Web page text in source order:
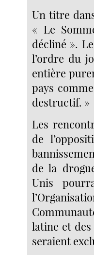
Un titre
« Le
décliné ».
l’ordre du
entière
pays
destructif. »
Les
de
de la
Unis
latine et des
seraient